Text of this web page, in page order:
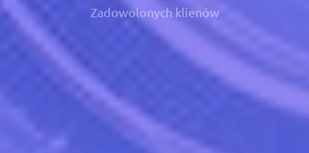
Zadowolonych klienów